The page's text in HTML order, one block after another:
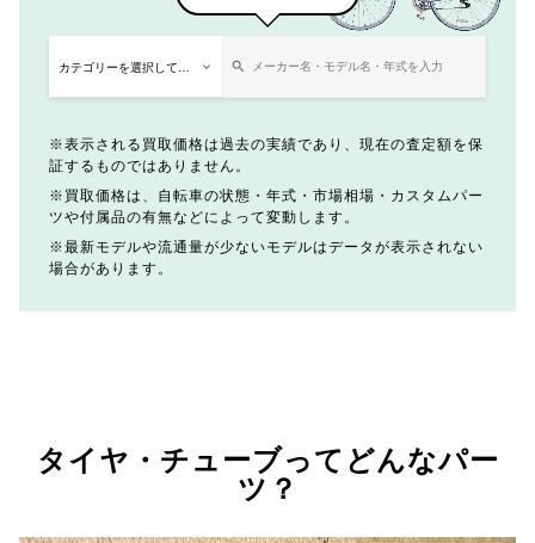
表示される買取価格は過去の実績であり、現在の査定額を保
証するものではありません。
買取価格は、自転車の状態・年式・市場相場・カスタムパー
ツや付属品の有無などによって変動します。
最新モデルや流通量が少ないモデルはデータが表示されない
場合があります。
タイヤ・チューブってどんなパー
ツ？